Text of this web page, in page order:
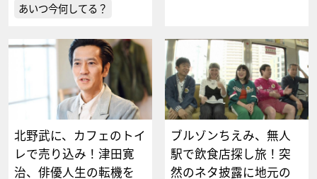
あいつ今何してる？
北野武に、カフェのトイ
レで売り込み！津田寛
治、俳優人生の転機を
ブルゾンちえみ、無人
駅で飲食店探し旅！突
然のネタ披露に地元の